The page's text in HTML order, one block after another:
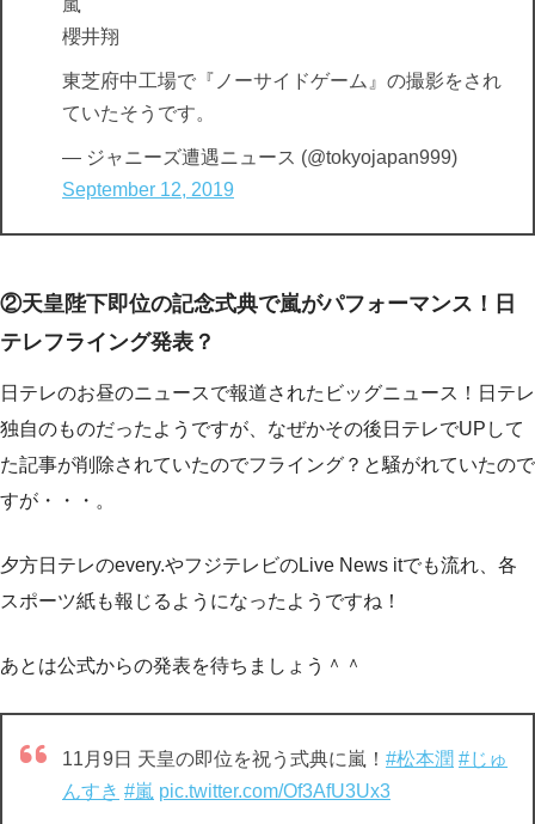
嵐
櫻井翔
東芝府中工場で『ノーサイドゲーム』の撮影をされ
ていたそうです。
— ジャニーズ遭遇ニュース (@tokyojapan999)
September 12, 2019
②天皇陛下即位の記念式典で嵐がパフォーマンス！日
テレフライング発表？
日テレのお昼のニュースで報道されたビッグニュース！日テレ
独自のものだったようですが、なぜかその後日テレでUPして
た記事が削除されていたのでフライング？と騒がれていたので
すが・・・。
夕方日テレのevery.やフジテレビのLive News itでも流れ、各
スポーツ紙も報じるようになったようですね！
あとは公式からの発表を待ちましょう＾＾
11月9日 天皇の即位を祝う式典に嵐！ #松本潤 #じゅ
んすき #嵐 pic.twitter.com/Of3AfU3Ux3